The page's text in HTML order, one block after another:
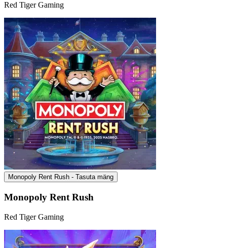
Red Tiger Gaming
Monopoly Rent Rush - Tasuta mäng
Monopoly Rent Rush
Red Tiger Gaming